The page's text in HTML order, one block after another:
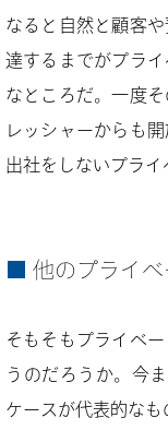
なると自然と顧客
達するまでがプラ
なところだ。一度
レッシャーからも
出社をしないプライ
他のプライ
そもそもプライベ
うのだろうか。今
ケースが代表的なも